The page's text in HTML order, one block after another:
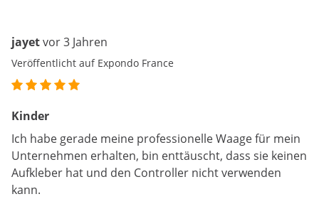
jayetvor 3 Jahren
Veröffentlicht auf Expondo France
Kinder
Ich habe gerade meine professionelle Waage für mein
Unternehmen erhalten, bin enttäuscht, dass sie keinen
Aufkleber hat und den Controller nicht verwenden
kann.